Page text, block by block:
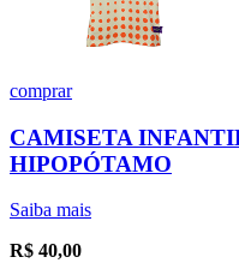
comprar
CAMISETA
HIPOPÓTAMO
Saiba mais
R$ 40,00